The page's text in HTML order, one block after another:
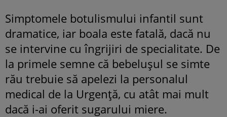
Simptomele botulismului infantil sunt
dramatice, iar boala este fatală, dacă nu
se intervine cu îngrijiri de specialitate. De
la primele semne că bebelușul se simte
rău trebuie să apelezi la personalul
medical de la Urgență, cu atât mai mult
dacă i-ai oferit sugarului miere.